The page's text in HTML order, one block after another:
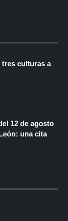
tres culturas a
12 de agosto
una cita